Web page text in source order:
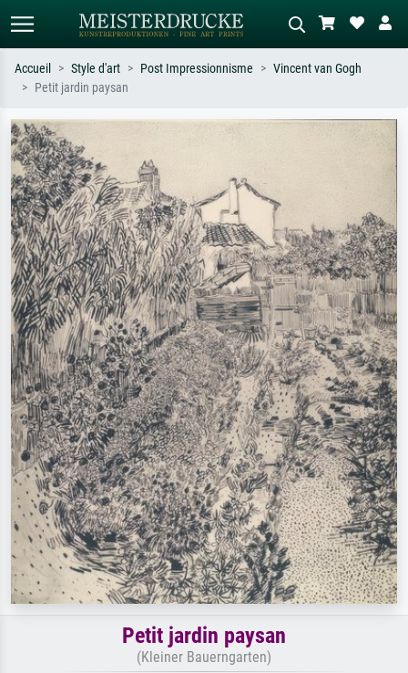
Recherchez par artiste, titre ou style –
ex. Monet, Nuit étoilée,
impressionnisme, vague de Hokusai,
nu.
Décrivez la scène – ex. prairie verte,
Accueil Style d'art Post Impressionnisme
Vincent van Gogh
Petit jardin paysan
Petit jardin paysan
(Kleiner Bauerngarten)